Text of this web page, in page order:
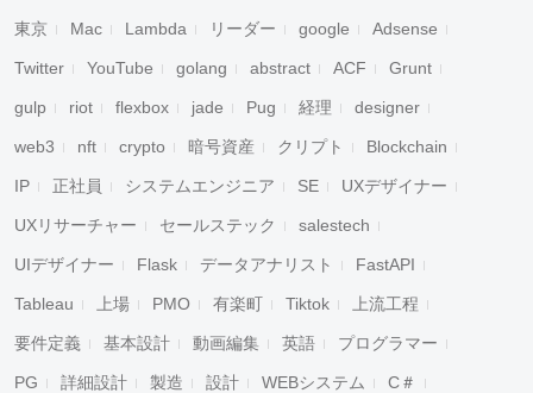
東京 Mac Lambda リーダー google Adsense
Twitter YouTube golang abstract ACF Grunt
gulp riot flexbox jade Pug 経理 designer
web3 nft crypto 暗号資産 クリプト Blockchain
IP 正社員 システムエンジニア SE UXデザイナー
UXリサーチャー セールステック salestech
UIデザイナー Flask データアナリスト FastAPI
Tableau 上場 PMO 有楽町 Tiktok 上流工程
要件定義 基本設計 動画編集 英語 プログラマー
PG 詳細設計 製造 設計 WEBシステム C＃